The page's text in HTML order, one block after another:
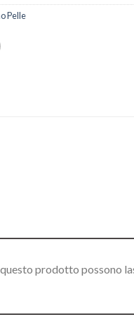
Pelle
prodotto possono